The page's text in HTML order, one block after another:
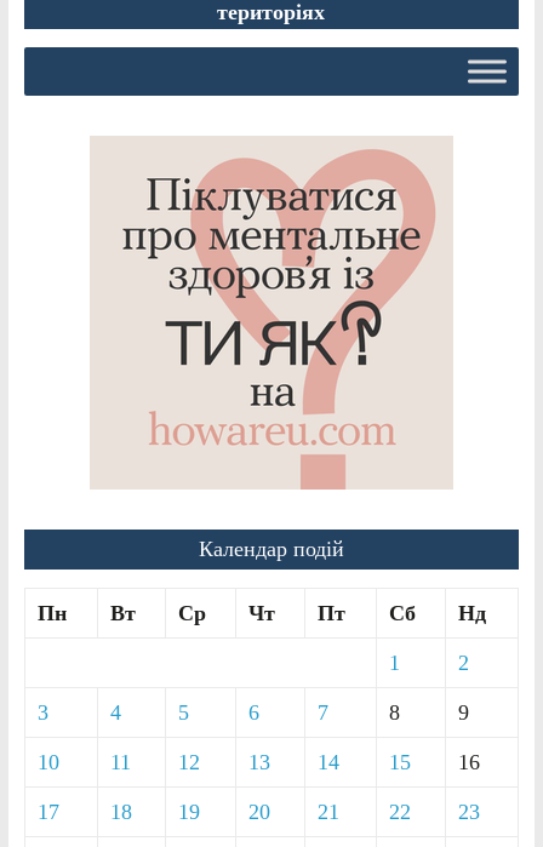
територіях
Календар подій
Пн Вт Ср Чт Пт Сб Нд
1 2
3 4 5 6 7 8 9
10 11 12 13 14 15 16
17 18 19 20 21 22 23